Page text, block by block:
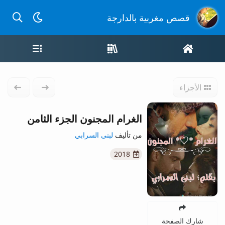
قصص مغربية بالدارجة بحث
الصفحة الرئيسية واجهة القصص
الأجزاء الجزء
شارك الصفحة
الغرام المجنون الجزء الثامن
من تأليف لبنى السرابي
2018